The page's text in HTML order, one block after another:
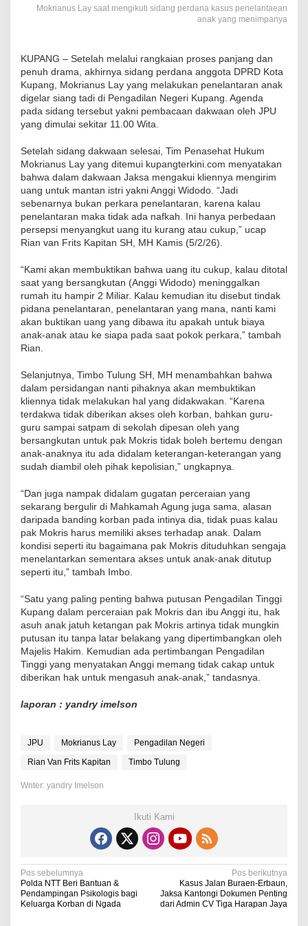
Mokrianus Lay saat mengikuti sidang perdana kasus penelantaean
anak yang menimpanya
KUPANG – Setelah melalui rangkaian proses panjang dan
penuh drama, akhirnya sidang perdana anggota DPRD Kota
Kupang, Mokrianus Lay yang melakukan penelantaran anak
digelar siang tadi di Pengadilan Negeri Kupang. Agenda
pada sidang tersebut yakni pembacaan dakwaan oleh JPU
yang dimulai sekitar 11.00 Wita.
Setelah sidang dakwaan selesai, Tim Penasehat Hukum
Mokrianus Lay yang ditemui kupangterkini.com menyatakan
bahwa dalam dakwaan Jaksa mengakui kliennya mengirim
uang untuk mantan istri yakni Anggi Widodo. “Jadi
sebenarnya bukan perkara penelantaran, karena kalau
penelantaran maka tidak ada nafkah. Ini hanya perbedaan
persepsi menyangkut uang itu kurang atau cukup,” ucap
Rian van Frits Kapitan SH, MH Kamis (5/2/26).
“Kami akan membuktikan bahwa uang itu cukup, kalau ditotal
saat yang bersangkutan (Anggi Widodo) meninggalkan
rumah itu hampir 2 Miliar. Kalau kemudian itu disebut tindak
pidana penelantaran, penelantaran yang mana, nanti kami
akan buktikan uang yang dibawa itu apakah untuk biaya
anak-anak atau ke siapa pada saat pokok perkara,” tambah
Rian.
Selanjutnya, Timbo Tulung SH, MH menambahkan bahwa
dalam persidangan nanti pihaknya akan membuktikan
kliennya tidak melakukan hal yang didakwakan. “Karena
terdakwa tidak diberikan akses oleh korban, bahkan guru-
guru sampai satpam di sekolah dipesan oleh yang
bersangkutan untuk pak Mokris tidak boleh bertemu dengan
anak-anaknya itu ada didalam keterangan-keterangan yang
sudah diambil oleh pihak kepolisian,” ungkapnya.
“Dan juga nampak didalam gugatan perceraian yang
sekarang bergulir di Mahkamah Agung juga sama, alasan
daripada banding korban pada intinya dia, tidak puas kalau
pak Mokris harus memiliki akses terhadap anak. Dalam
kondisi seperti itu bagaimana pak Mokris dituduhkan sengaja
menelantarkan sementara akses untuk anak-anak ditutup
seperti itu,” tambah Imbo.
“Satu yang paling penting bahwa putusan Pengadilan Tinggi
Kupang dalam perceraian pak Mokris dan ibu Anggi itu, hak
asuh anak jatuh ketangan pak Mokris artinya tidak mungkin
putusan itu tanpa latar belakang yang dipertimbangkan oleh
Majelis Hakim. Kemudian ada pertimbangan Pengadilan
Tinggi yang menyatakan Anggi memang tidak cakap untuk
diberikan hak untuk mengasuh anak-anak,” tandasnya.
laporan : yandry imelson
JPU Mokrianus Lay
Pengadilan Negeri
Rian Van Frits Kapitan
Timbo Tulung
Writer: yandry Imelson
Ikuti Kami
N
a
Pos sebelumnya
Polda NTT Beri Bantuan &
Pendampingan Psikologis bagi
Keluarga Korban di Ngada
Pos berikutnya
Kasus Jalan Buraen-Erbaun,
Jaksa Kantongi Dokumen Penting
dari Admin CV Tiga Harapan Jaya